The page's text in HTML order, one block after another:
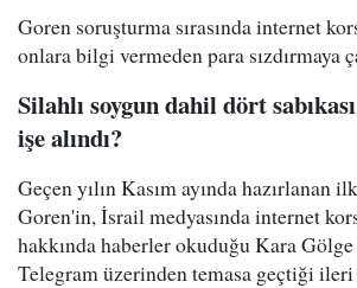
Goren soruşturma sırasında internet
onlara bilgi vermeden para sızdırmaya
Silahlı soygun dahil dört
işe alındı?
G eçen yılın Kasım ayında hazırlanan
Goren'in, İsrail medyasında internet
hakkında haberler okuduğu Kara
Telegram üzerinden temasa geçtiği